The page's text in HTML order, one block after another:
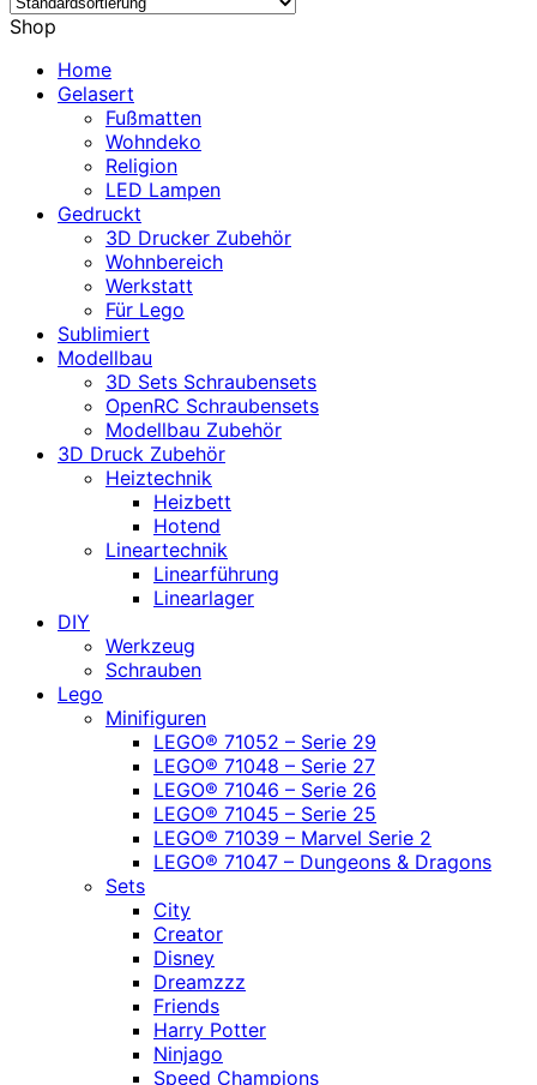
Shop
Home
Gelasert
Fußmatten
Wohndeko
Religion
LED Lampen
Gedruckt
3D Drucker Zubehör
Wohnbereich
Werkstatt
Für Lego
Sublimiert
Modellbau
3D Sets Schraubensets
OpenRC Schraubensets
Modellbau Zubehör
3D Druck Zubehör
Heiztechnik
Heizbett
Hotend
Lineartechnik
Linearführung
Linearlager
DIY
Werkzeug
Schrauben
Lego
Minifiguren
LEGO® 71052 – Serie 29
LEGO® 71048 – Serie 27
LEGO® 71046 – Serie 26
LEGO® 71045 – Serie 25
LEGO® 71039 – Marvel Serie 2
LEGO® 71047 – Dungeons & Dragons
Sets
City
Creator
Disney
Dreamzzz
Friends
Harry Potter
Ninjago
Speed Champions